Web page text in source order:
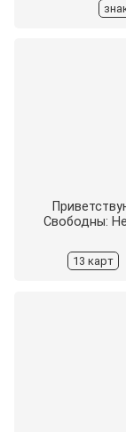
Свободны:
13 карт